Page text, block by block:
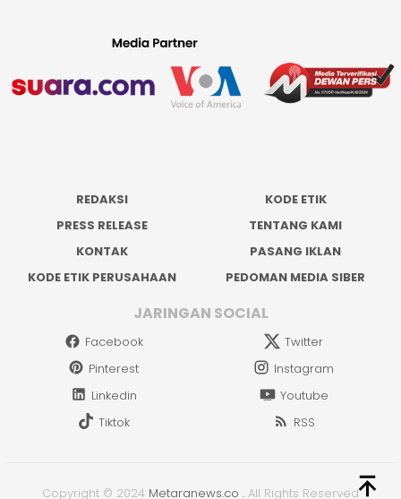
REDAKSI
KODE ETIK
PRESS RELEASE
TENTANG KAMI
KONTAK
PASANG IKLAN
KODE ETIK PERUSAHAAN
PEDOMAN MEDIA SIBER
JARINGAN SOCIAL
Facebook
Twitter
Pinterest
Instagram
Linkedin
Youtube
Tiktok
RSS
Copyright © 2024 Metaranews.co . All Rights Reserved